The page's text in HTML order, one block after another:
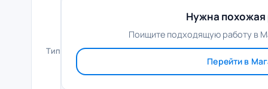
Тип
К
р
Нужна похожая
Поищите подходящую работу в
Перейти в